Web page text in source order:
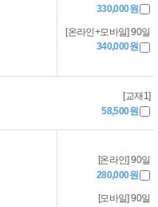
330,000원
[온라인+모바일] 90일
340,000원
[교재1]
58,500원
[온라인] 90일
280,000원
[모바일] 90일